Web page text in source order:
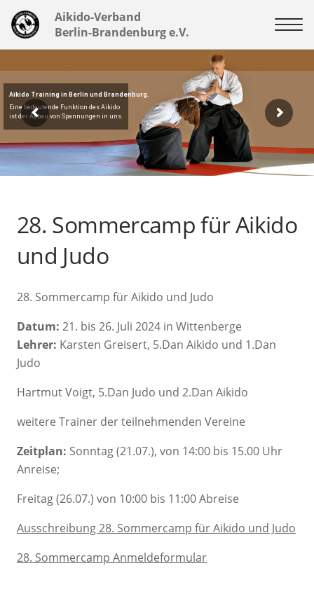
Aikido-Verband
Berlin-Brandenburg e.V.
Aikido Training in Berlin und Brandenburg.
Eine bedeutende Funktion des Aikido
ist der Abbau von Spannungen in uns.
28. Sommercamp für Aikido
und Judo
28. Sommercamp für Aikido und Judo
Datum: 21. bis 26. Juli 2024 in Wittenberge
Lehrer: Karsten Greisert, 5.Dan Aikido und 1.Dan
Judo
Hartmut Voigt, 5.Dan Judo und 2.Dan Aikido
weitere Trainer der teilnehmenden Vereine
Zeitplan: Sonntag (21.07.), von 14:00 bis 15.00 Uhr
Anreise;
Freitag (26.07.) von 10:00 bis 11:00 Abreise
Ausschreibung 28. Sommercamp für Aikido und Judo
28. Sommercamp Anmeldeformular